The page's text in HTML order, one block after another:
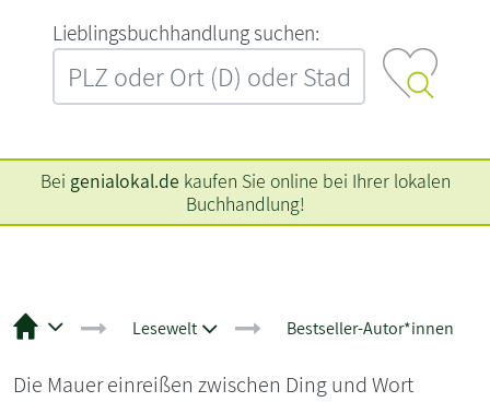
L‍i‍e‍b‍l‍i‍n‍g‍s‍b‍u‍c‍h‍h‍a‍n‍d‍l‍u‍n‍g‍ ‍s‍u‍c‍h‍e‍n‍:‍
Bei genialokal.de kaufen Sie online bei Ihrer lokalen
Buchhandlung!
Lesewelt Bestseller-Autor*innen
Die Mauer einreißen zwischen Ding und Wort